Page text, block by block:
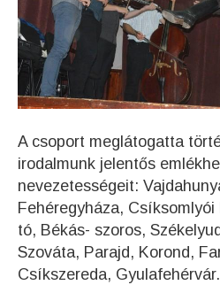
A csoport meglátogatta
irodalmunk jelentős
nevezetességeit:
Fehéregyháza,
tó, Békás- szoros,
Szováta, Parajd, Korond,
Csíkszereda,